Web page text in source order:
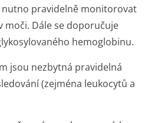
pravidelně monitorovat
moči. Dále se doporučuje
hemoglobinu.
jsou nezbytná pravidelná
(zejména leukocytů a